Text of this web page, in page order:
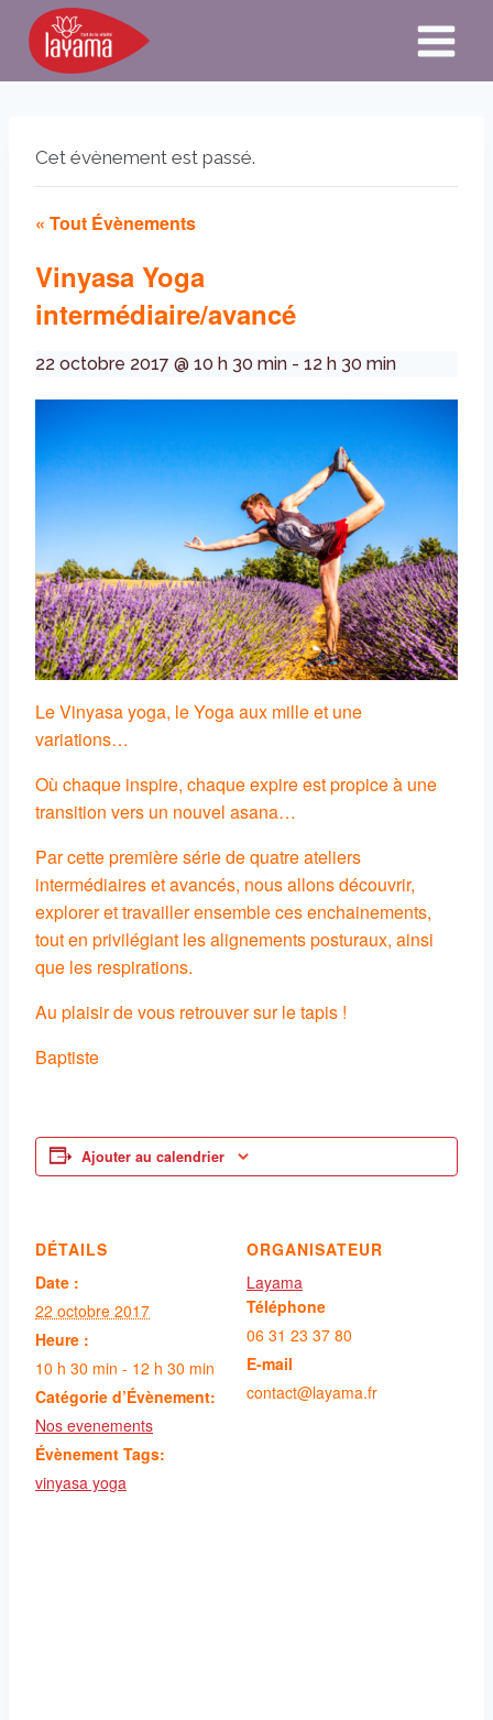
Aller
contenu
Cet évènement est passé.
« Tout Évènements
Vinyasa Yoga
intermédiaire/avancé
22 octobre 2017 @ 10 h 30 min - 12 h 30 min
Le Vinyasa yoga, le Yoga aux mille et une
variations…
Où chaque inspire, chaque expire est propice à une
transition vers un nouvel asana…
Par cette première série de quatre ateliers
intermédiaires et avancés, nous allons découvrir,
explorer et travailler ensemble ces enchainements,
tout en privilégiant les alignements posturaux, ainsi
que les respirations.
Au plaisir de vous retrouver sur le tapis !
Baptiste
Ajouter au calendrier
DÉTAILS
Date :
22 octobre 2017
Heure :
10 h 30 min - 12 h 30 min
Catégorie d’Évènement:
Nos evenements
Évènement Tags:
vinyasa yoga
ORGANISATEUR
Layama
Téléphone
06 31 23 37 80
E-mail
contact@layama.fr